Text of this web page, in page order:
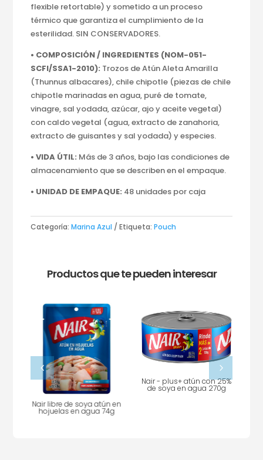
flexible retortable) y sometido a un proceso
térmico que garantiza el cumplimiento de la
esterilidad. SIN CONSERVADORES.
• COMPOSICIÓN / INGREDIENTES (NOM-051-
SCFI/SSA1-2010): Trozos de Atún Aleta Amarilla
(Thunnus albacares), chile chipotle (piezas de chile
chipotle marinadas en agua, puré de tomate,
vinagre, sal yodada, azúcar, ajo y aceite vegetal)
con caldo vegetal (agua, extracto de zanahoria,
extracto de guisantes y sal yodada) y especies.
• VIDA ÚTIL: Más de 3 años, bajo las condiciones de
almacenamiento que se describen en el empaque.
• UNIDAD DE EMPAQUE: 48 unidades por caja
Categoría:Marina Azul Etiqueta:Pouch
Productos que te pueden interesar
Nair libre de soya atún en
hojuelas en agua 74g
Nair - plus+ atún con 25%
de soya en agua 270g
4 5